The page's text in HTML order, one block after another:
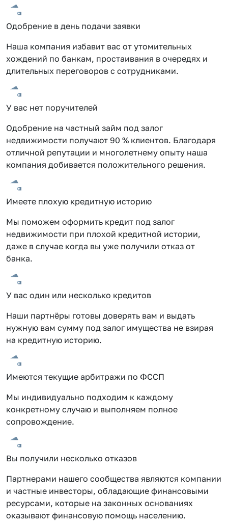
Одобрение в день подачи заявки
Наша компания избавит вас от утомительных
хождений по банкам, простаивания в очередях и
длительных переговоров с сотрудниками.
У вас нет поручителей
Одобрение на частный займ под залог
недвижимости получают 90 % клиентов. Благодаря
отличной репутации и многолетнему опыту наша
компания добивается положительного решения.
Имеете плохую кредитную историю
Мы поможем оформить кредит под залог
недвижимости при плохой кредитной истории,
даже в случае когда вы уже получили отказ от
банка.
У вас один или несколько кредитов
Наши партнёры готовы доверять вам и выдать
нужную вам сумму под залог имущества не взирая
на кредитную историю.
Имеются текущие арбитражи по ФССП
Мы индивидуально подходим к каждому
конкретному случаю и выполняем полное
сопровождение.
Вы получили несколько отказов
Партнерами нашего сообщества являются компании
и частные инвесторы, обладающие финансовыми
ресурсами, которые на законных основаниях
оказывают финансовую помощь населению.